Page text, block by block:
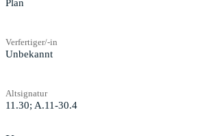
Plan
Verfertiger/-in
Unbekannt
Altsignatur
11.30; A.11-30.4